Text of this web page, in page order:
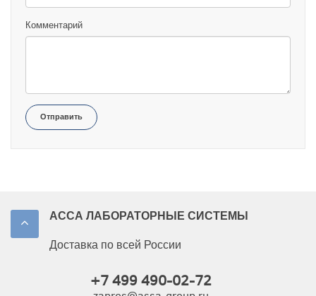
Комментарий
Отправить
АССА ЛАБОРАТОРНЫЕ СИСТЕМЫ
Доставка по всей России
+7 499 490-02-72